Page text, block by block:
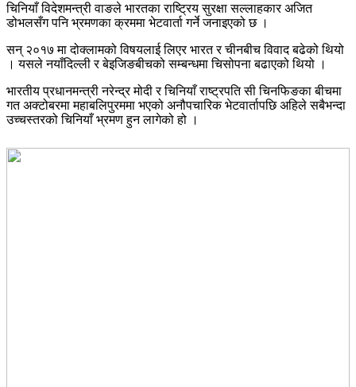
चिनियाँ विदेशमन्त्री वाङले भारतका राष्ट्रिय सुरक्षा सल्लाहकार अजित
डोभलसँग पनि भ्रमणका क्रममा भेटवार्ता गर्ने जनाइएको छ ।
सन् २०१७ मा दोक्लामको विषयलाई लिएर भारत र चीनबीच विवाद बढेको थियो
। यसले नयाँदिल्ली र बेइजिङबीचको सम्बन्धमा चिसोपना बढाएको थियो ।
भारतीय प्रधानमन्त्री नरेन्द्र मोदी र चिनियाँ राष्ट्रपति सी चिनफिङका बीचमा
गत अक्टोबरमा महाबलिपुरममा भएको अनौपचारिक भेटवार्तापछि अहिले सबैभन्दा
उच्चस्तरको चिनियाँ भ्रमण हुन लागेको हो ।